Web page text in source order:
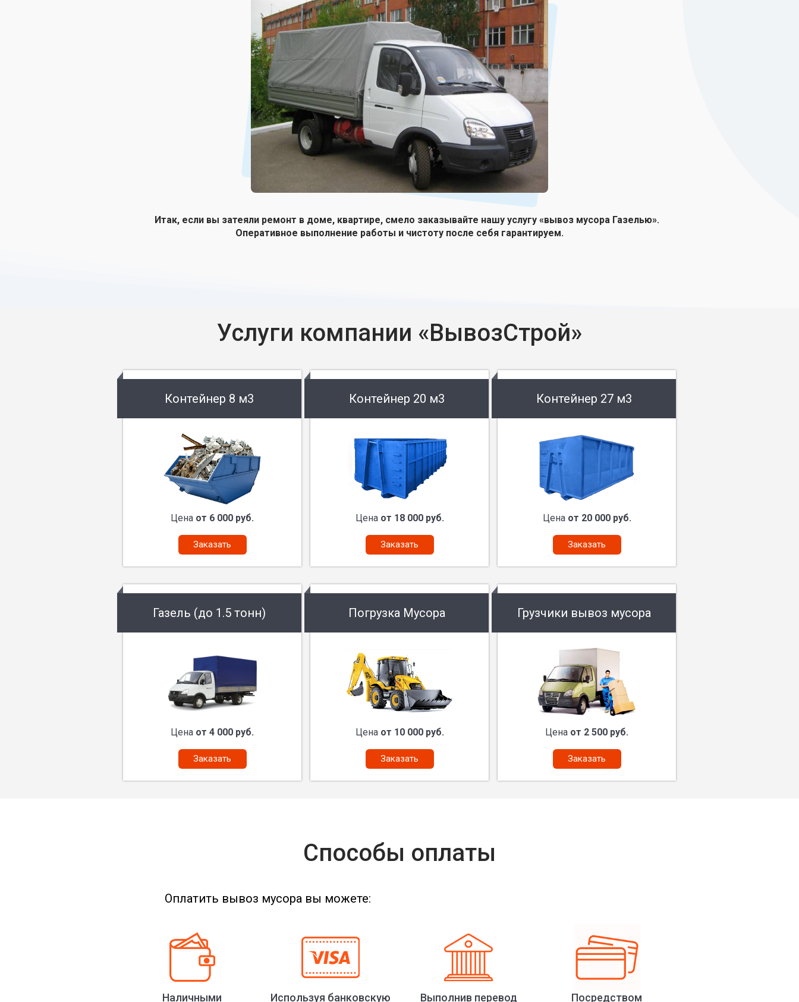
Итак, если вы затеяли ремонт в доме, квартире, смело заказывайте нашу услугу «вывоз мусора Газелью».
Оперативное выполнение работы и чистоту после себя гарантируем.
Услуги компании «ВывозСтрой»
Контейнер 8 м3
Цена от 6 000 руб.
Заказать
Контейнер 20 м3
Цена от 18 000 руб.
Заказать
Контейнер 27 м3
Цена от 20 000 руб.
Заказать
Газель (до 1.5 тонн)
Цена от 4 000 руб.
Заказать
Погрузка Мусора
Цена от 10 000 руб.
Заказать
Грузчики вывоз мусора
Цена от 2 500 руб.
Заказать
Способы оплаты
Оплатить вывоз мусора вы можете:
Наличными Используя банковскую Выполнив перевод Посредством